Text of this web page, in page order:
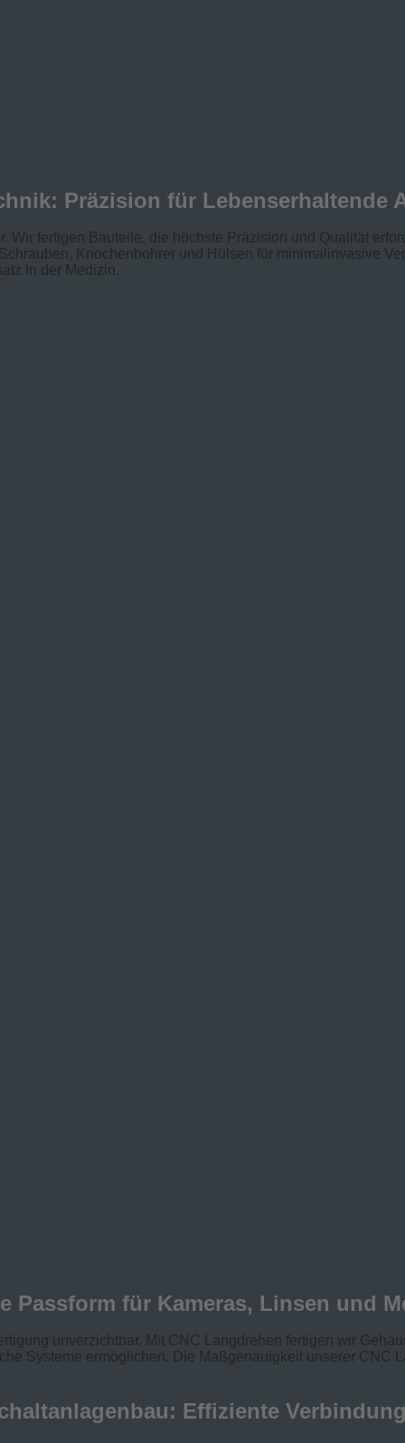
Präzision für Lebenserhaltende
fertigen Bauteile, die höchste Präzision und Qualität
Knochenbohrer und Hülsen für minimalinvasive
in der Medizin.
Passform für Kameras, Linsen und
unverzichtbar. Mit CNC Langdrehen fertigen wir
Systeme ermöglichen. Die Maßgenauigkeit unserer CNC
Effiziente